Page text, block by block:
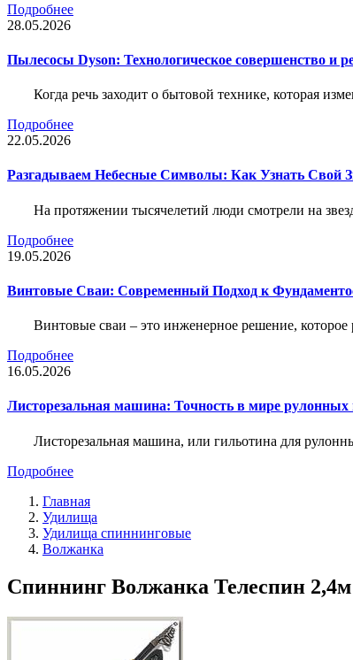
Подробнее
28.05.2026
Пылесосы Dyson: Технологическое совершенство и
Когда речь заходит о бытовой технике, которая
Подробнее
22.05.2026
Разгадываем Небесные Символы: Как Узнать Свой
На протяжении тысячелетий люди смотрели на
Подробнее
19.05.2026
Винтовые Сваи: Современный Подход к
Винтовые сваи – это инженерное решение,
Подробнее
16.05.2026
Листорезальная машина: Точность в мире рулонных
Листорезальная машина, или гильотина для
Подробнее
Главная
Удилища
Удилища спиннинговые
Волжанка
Спиннинг Волжанка Телеспин